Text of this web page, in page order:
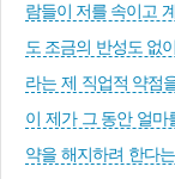
람들이 저를 속이고
도 조금의 반성도 없
라는 제 직업적 약점
이 제가 그 동안 얼마
약을 해지하려 한다